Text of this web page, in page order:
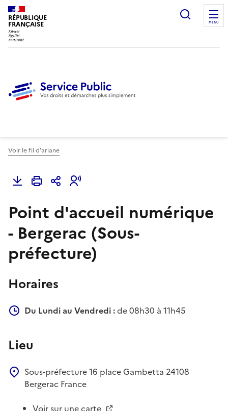
RÉPUBLIQUE
FRANÇAISE
Ouvrir
MENU
Voir le fil d'ariane
Point d'accueil numérique
- Bergerac (Sous-
préfecture)
Horaires
Du Lundi au Vendredi :de 08h30 à 11h45
Lieu
Sous-préfecture16 place Gambetta 24108
Bergerac France
Voir sur une carte